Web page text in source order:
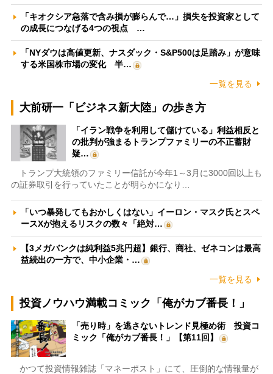
「キオクシア急落で含み損が膨らんで…」損失を投資家として
の成長につなげる4つの視点 …
「NYダウは高値更新、ナスダック・S&P500は足踏み」が意味
する米国株市場の変化 半…
一覧を見る
大前研一「ビジネス新大陸」の歩き方
「イラン戦争を利用して儲けている」利益相反と
の批判が強まるトランプファミリーの不正蓄財
疑…
トランプ大統領のファミリー信託が今年1～3月に3000回以上も
の証券取引を行っていたことが明らかになり…
「いつ暴発してもおかしくはない」イーロン・マスク氏とスペ
ースXが抱えるリスクの数々「絶対…
【3メガバンクは純利益5兆円超】銀行、商社、ゼネコンは最高
益続出の一方で、中小企業・…
一覧を見る
投資ノウハウ満載コミック「俺がカブ番長！」
「売り時」を逃さないトレンド見極め術 投資コ
ミック「俺がカブ番長！」【第11回】
かつて投資情報雑誌「マネーポスト」にて、圧倒的な情報量が